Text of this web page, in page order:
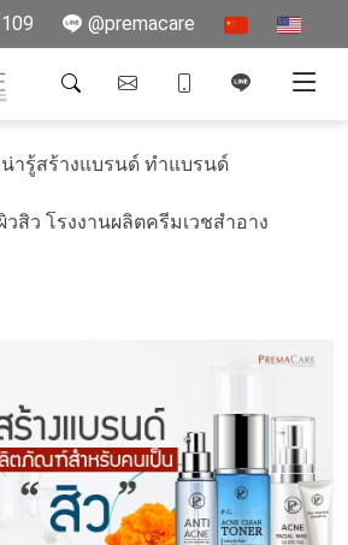
@premacare
ารู้สร้างแบรนด์ ทำแบรนด์
สิว โรงงานผลิตครีมเวชสำอาง